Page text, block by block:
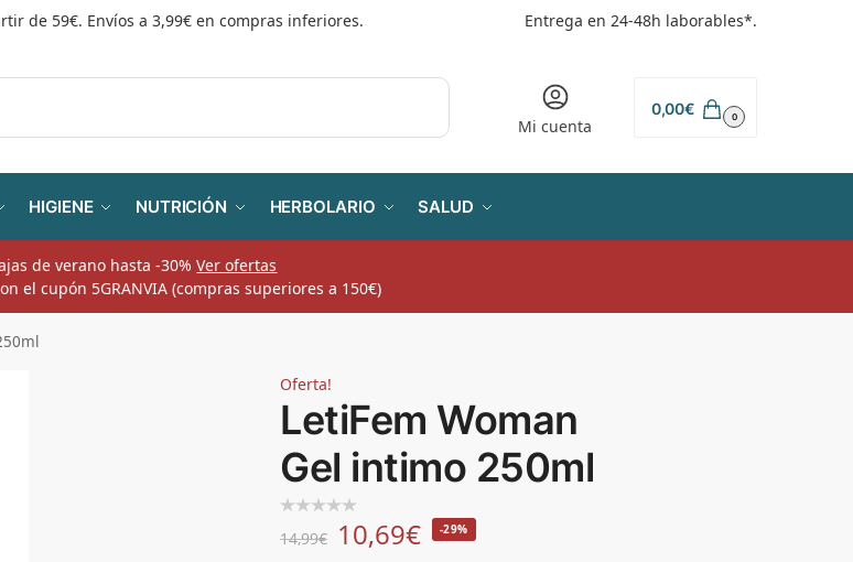
de 59€. Envíos a 3,99€ en compras inferiores. Entrega en 24-48h laborables*.
Mi cuenta
0,00€ 0
HIGIENE NUTRICIÓN HERBOLARIO SALUD
de verano hasta -30%Ver ofertas
el cupón 5GRANVIA (compras superiores a 150€)
Oferta!
LetiFem Woman
Gel intimo 250ml
14,99€ 10,69€ -29%